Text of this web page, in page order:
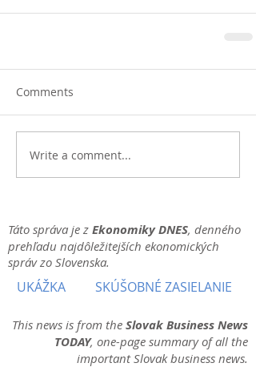
Comments
Write a comment...
Táto správa je z Ekonomiky DNES, denného
prehľadu najdôležitejších ekonomických
správ zo Slovenska.
UKÁŽKA SKÚŠOBNÉ ZASIELANIE
This news is from the Slovak Business News
TODAY, one-page summary of all the
important Slovak business news.